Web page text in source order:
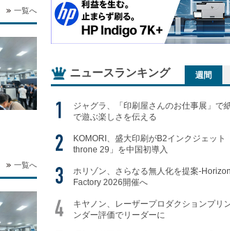
一覧へ
一覧へ
ニュースランキング 週間
ジャグラ、「印刷屋さんのお仕事展」で
で遊ぶ楽しさを伝える
KOMORI、盛大印刷がB2インクジェット
throne 29」を中国初導入
ホリゾン、さらなる無人化を提案-
Factory 2026開催へ
キヤノン、レーザープロダクションプリ
ンダー評価でリーダーに